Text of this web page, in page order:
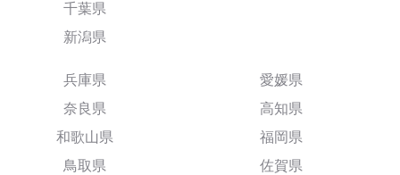
千葉県
新潟県
兵庫県
奈良県
和歌山県
鳥取県
愛媛県
高知県
福岡県
佐賀県